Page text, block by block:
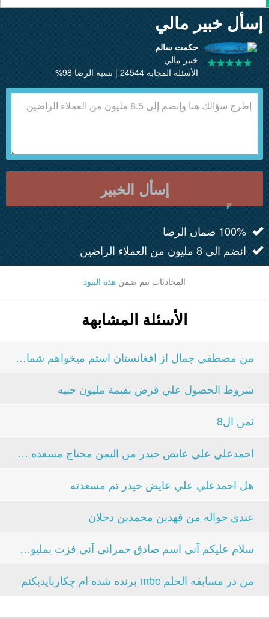
إسأل خبير مالي
حكمت سالم
خبير مالي
الأسئلة المجابة 24544 | نسبة الرضا 98%
إسأل الخبير
100% ضمان الرضا
انضم الى 8 مليون من العملاء الراضين
المحادثات تتم ضمن هذه البنود
الأسئلة المشابهة
من مصطفي جمال از افغانستان استم ميخواهم شماره خود...
شروط الحصول علي قرض بقيمة مليون جنيه
ثمن ال8
احمدعلي علي عايض حيدر من اليمن محتاج مسعده منك...
هل احمدعلي علي عايض حيدر تم مسعدته
عندي حواله من فهدبن محمدبن دحلان
سلام علیکم آنی اسم صادق حمرانی آنی فزت بملیون دلار...
من در مسابقه الحلم mbc برنده شده ام چکاربایدبکنم